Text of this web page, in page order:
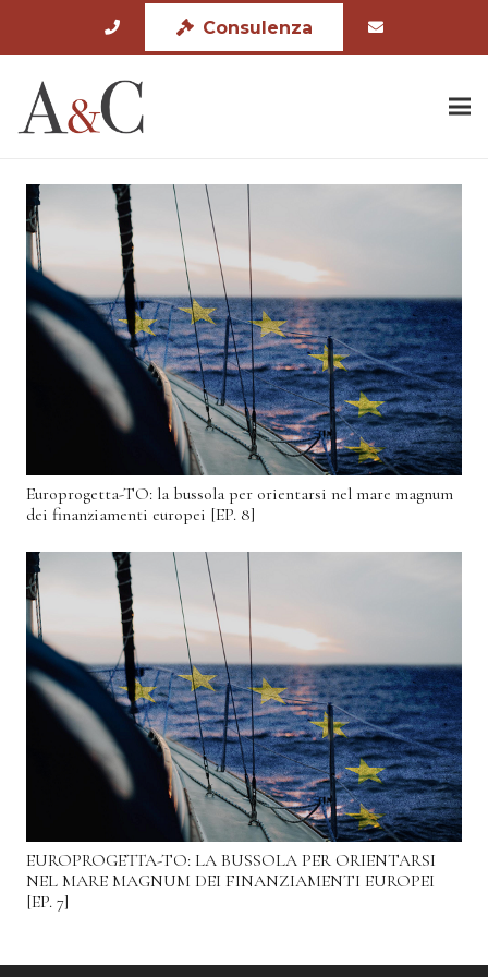
Consulenza
Europrogetta-TO: la bussola per orientarsi nel mare magnum
dei finanziamenti europei [EP. 8]
EUROPROGETTA-TO: LA BUSSOLA PER ORIENTARSI
NEL MARE MAGNUM DEI FINANZIAMENTI EUROPEI
[EP. 7]